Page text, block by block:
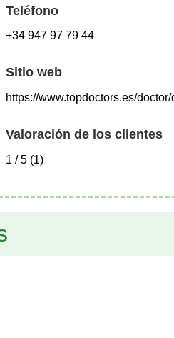
Teléfono
+34 947 97 79 44
Sitio web
https://www.topdoctors.es/
Valoración de los clientes
1 / 5 (1)